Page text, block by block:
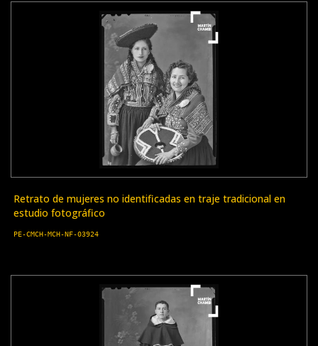
Retrato de mujeres no identificadas en traje tradicional en
estudio fotográfico
PE-CMCH-MCH-NF-03924